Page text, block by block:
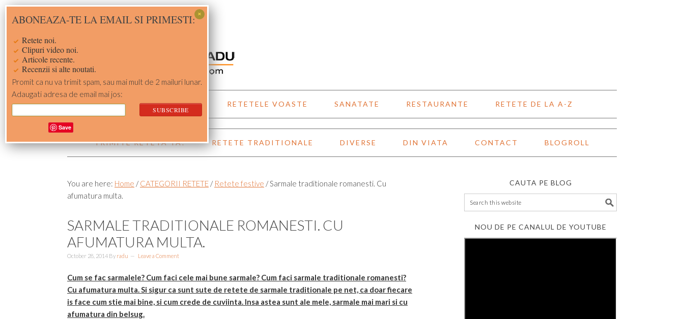
Skip
to
Skip
to
Skip
to
Skip
to
ACASA RETETE RETETELE VOASTE SANATATE RESTAURANTE RETETE DE LA A-Z
TRIMITE RETETA TA! RETETE TRADITIONALE DIVERSE DIN VIATA CONTACT BLOGROLL
You are here: Home / CATEGORII RETETE / Retete festive /Sarmale traditionale romanesti. Cu
afumatura multa.
SARMALE TRADITIONALE ROMANESTI. CU
AFUMATURA MULTA.
October 28, 2014 By radu Leave a Comment
Cum se fac sarmalele? Cum faci cele mai bune sarmale? Cum faci sarmale traditionale romanesti?
Cu afumatura multa. Si sigur ca sunt sute de retete de sarmale traditionale pe net, ca doar fiecare
is face cum stie mai bine, si cum crede de cuviinta. Insa astea sunt ale mele, sarmale mai mari si cu
afumatura din belsug.
CAUTA PE BLOG
NOU DE PE CANALUL DE YOUTUBE
ABONEAZA-TE LA EMAIL SI PRIMESTI:
Retete noi.
Clipuri video noi.
Articole recente.
Recenzii si alte noutati.
Promit ca nu va trimit spam, sau mai mult de 2 mailuri lunar.
Adaugati adresa de email mai jos:
Save